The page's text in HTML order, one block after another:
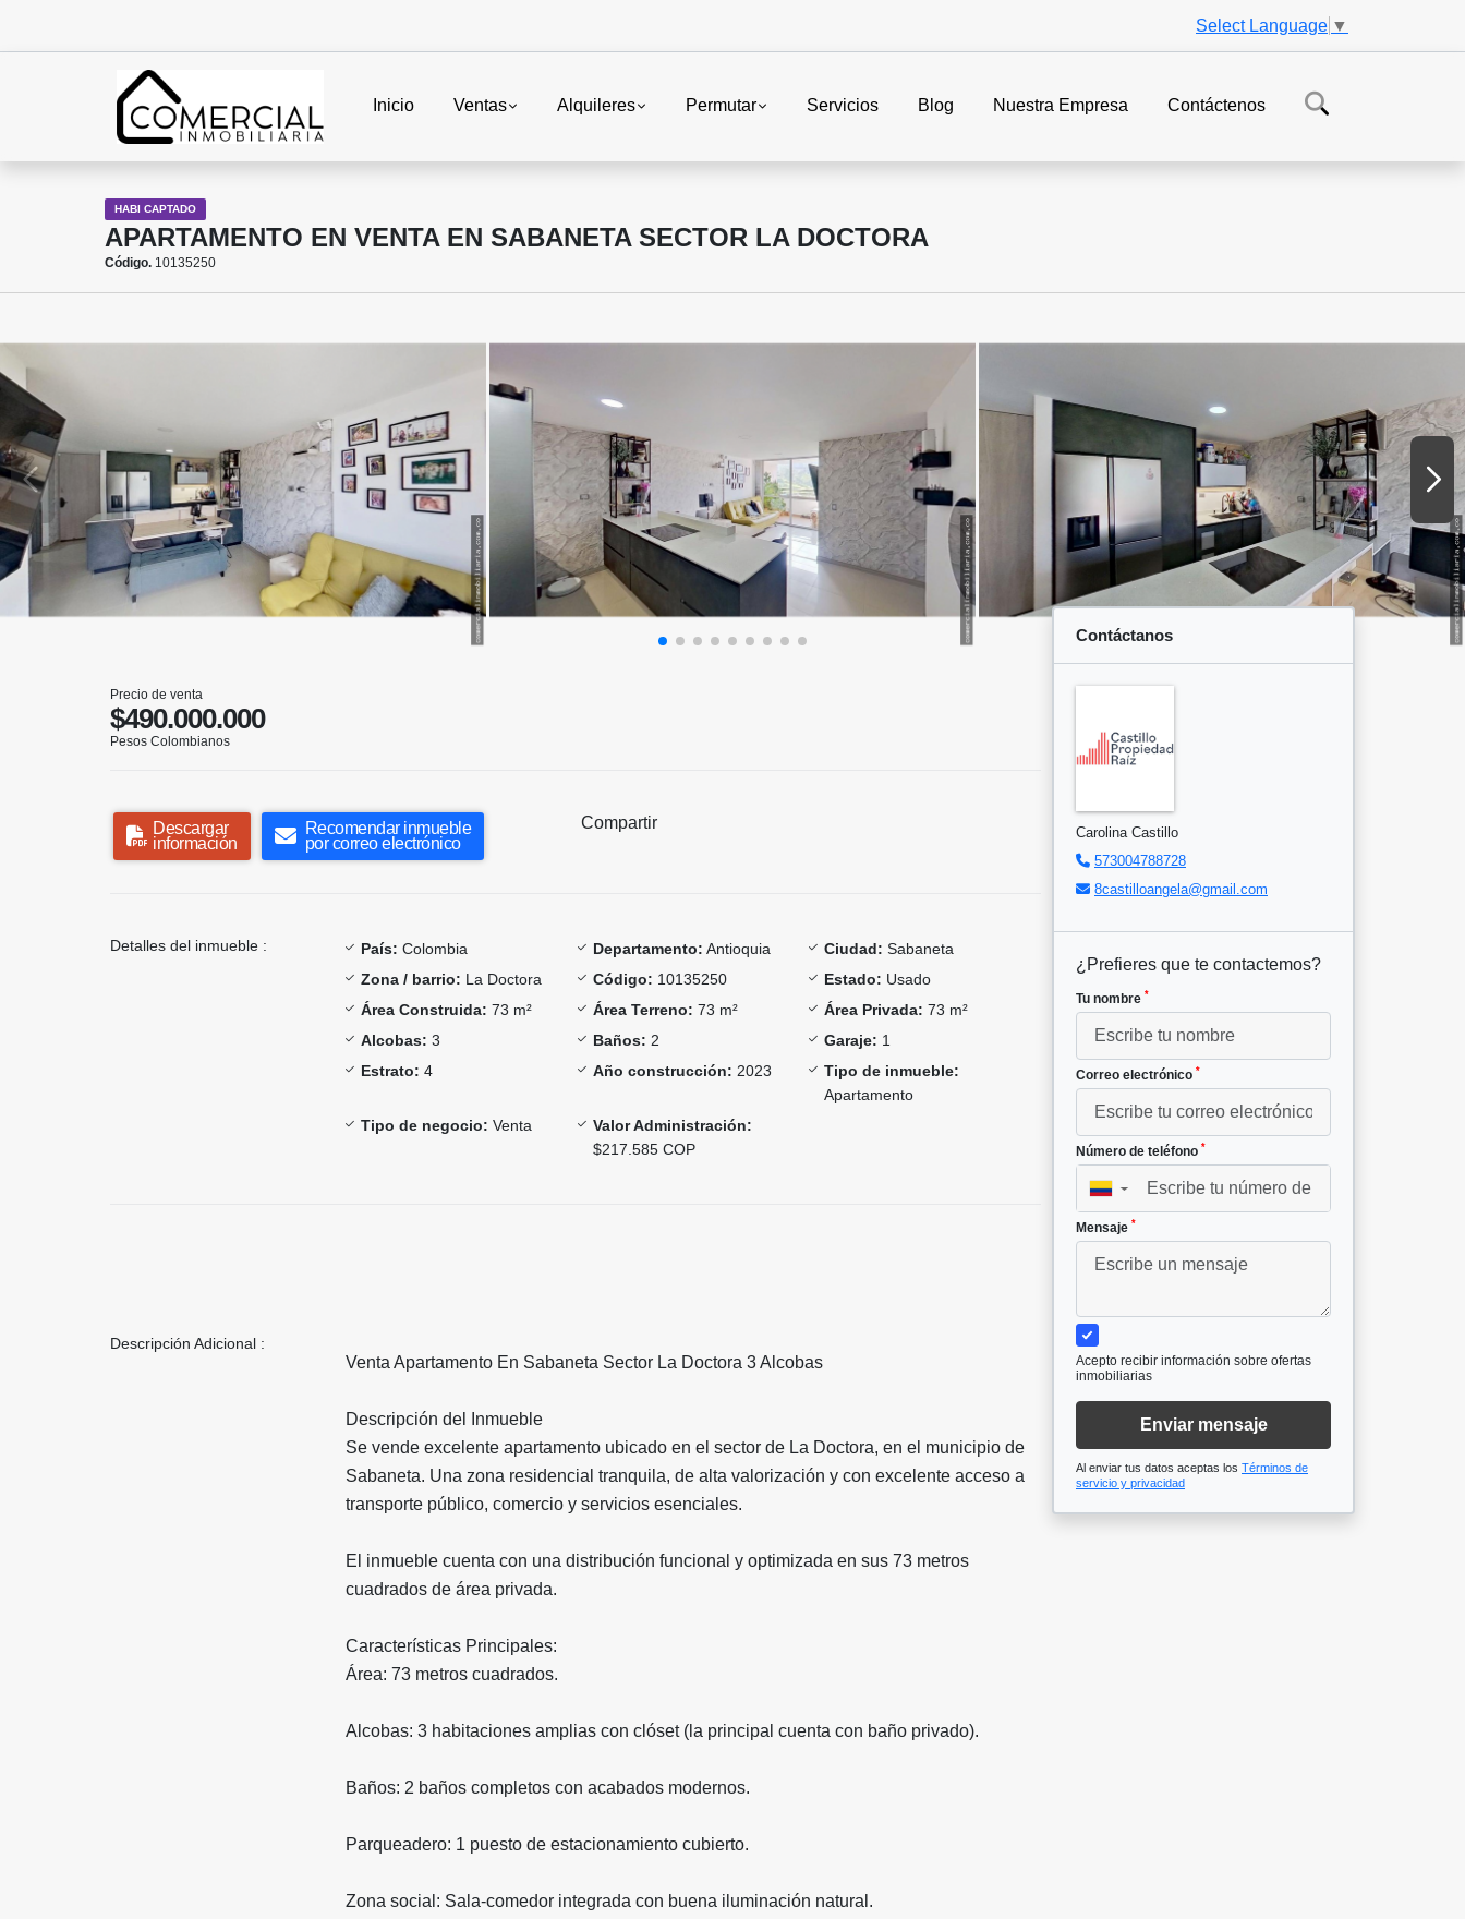
Select Language ▼
Inicio Ventas Alquileres Permutar Servicios Blog Nuestra Empresa Contáctenos
HABI CAPTADO
APARTAMENTO EN VENTA EN SABANETA SECTOR LA DOCTORA
Código. 10135250
Precio de venta
$490.000.000
Pesos Colombianos
Descargar
información
Recomendar inmueble
por correo electrónico
Compartir
Detalles del inmueble : País: Colombia Departamento: Antioquia Ciudad: Sabaneta
Zona / barrio: La Doctora Código: 10135250 Estado: Usado
Área Construida: 73 m² Área Terreno: 73 m² Área Privada: 73 m²
Alcobas: 3 Baños: 2 Garaje: 1
Estrato: 4 Año construcción: 2023
Tipo de inmueble:
Apartamento
Tipo de negocio: Venta
Valor Administración:
$217.585 COP
Descripción Adicional :
Venta Apartamento En Sabaneta Sector La Doctora 3 Alcobas
Descripción del Inmueble
Se vende excelente apartamento ubicado en el sector de La Doctora, en el municipio de
Sabaneta. Una zona residencial tranquila, de alta valorización y con excelente acceso a
transporte público, comercio y servicios esenciales.
El inmueble cuenta con una distribución funcional y optimizada en sus 73 metros
cuadrados de área privada.
Características Principales:
Área: 73 metros cuadrados.
Alcobas: 3 habitaciones amplias con clóset (la principal cuenta con baño privado).
Baños: 2 baños completos con acabados modernos.
Parqueadero: 1 puesto de estacionamiento cubierto.
Zona social: Sala-comedor integrada con buena iluminación natural.
Contáctanos
Carolina Castillo
573004788728
8castilloangela@gmail.com
¿Prefieres que te contactemos?
Tu nombre *
Correo electrónico *
Número de teléfono *
▼
Mensaje *
Acepto recibir información sobre ofertas
inmobiliarias
Enviar mensaje
Al enviar tus datos aceptas los Términos de
servicio y privacidad